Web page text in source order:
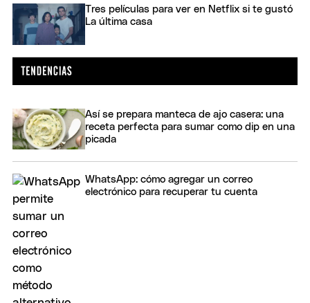
Tres películas para ver en Netflix si te gustó
La última casa
Así se prepara manteca de ajo casera: una
receta perfecta para sumar como dip en una
picada
WhatsApp: cómo agregar un correo
electrónico para recuperar tu cuenta